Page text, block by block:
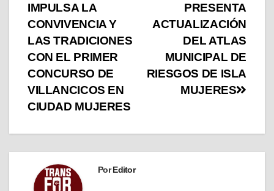
PRESENTA
ACTUALIZACIÓN
DEL ATLAS
MUNICIPAL DE
RIESGOS DE ISLA
MUJERES
IMPULSA LA
CONVIVENCIA Y
LAS TRADICIONES
CON EL PRIMER
CONCURSO DE
VILLANCICOS EN
CIUDAD MUJERES
PorEditor